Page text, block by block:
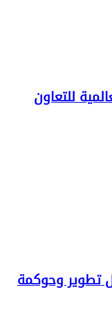
للتعاون
تطوير وحوكمة